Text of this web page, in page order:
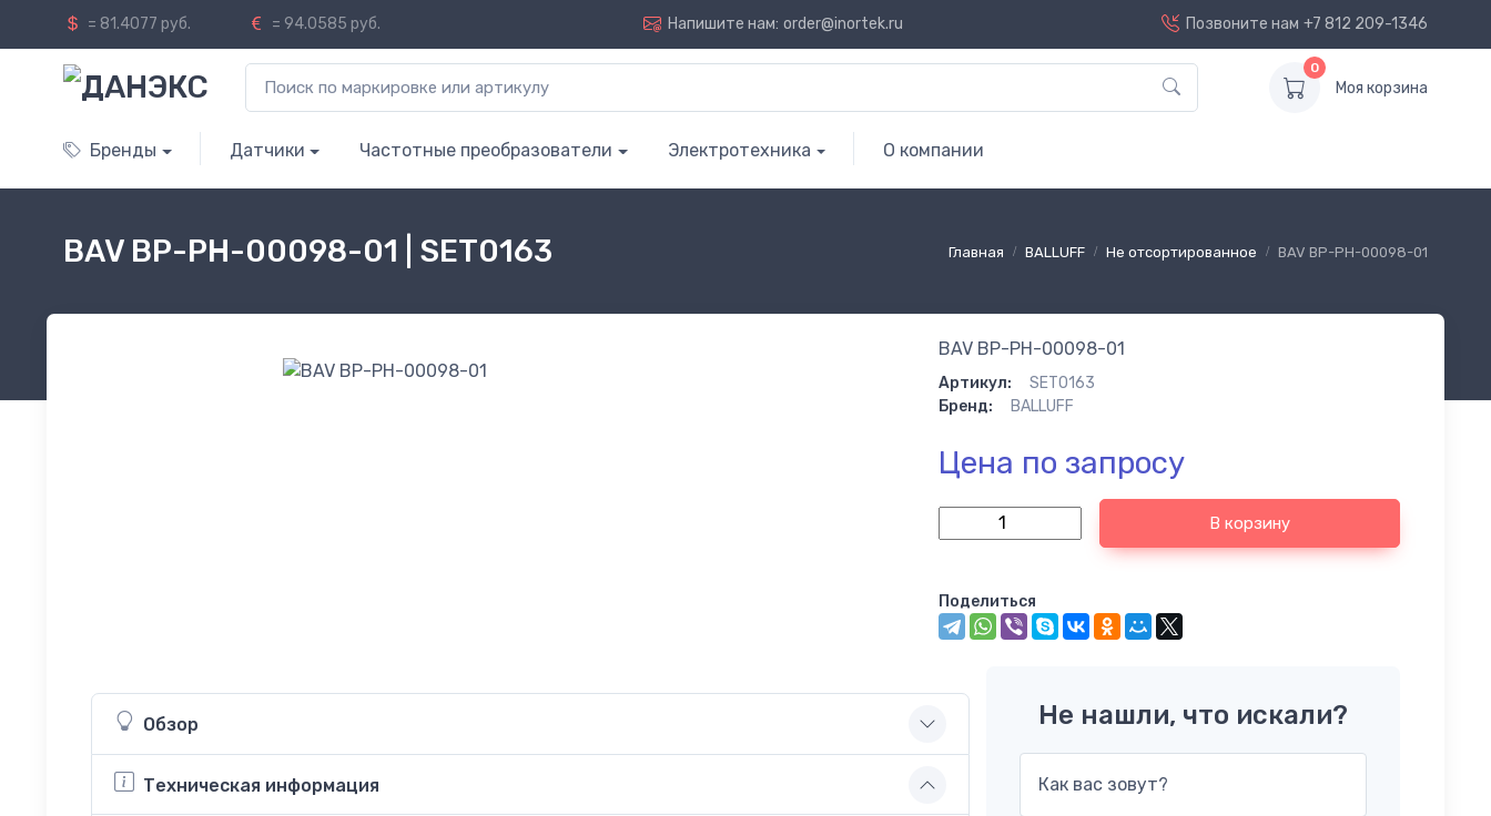
= 81.4077 руб. = 94.0585 руб. Напишите нам: order@inortek.ru Позвоните нам +7 812 209-1346
0
Моя корзина
Бренды Датчики Частотные преобразователи Электротехника О компании
Главная BALLUFF Не отсортированное BAV BP-PH-00098-01
BAV BP-PH-00098-01 | SET0163
BAV BP-PH-00098-01
Артикул:
SET0163
Бренд:
BALLUFF
Цена по запросу
В корзину
Поделиться
Обзор
Техническая информация
Не нашли, что искали?
Как вас зовут?